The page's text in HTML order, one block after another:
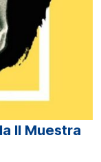
II Muestra